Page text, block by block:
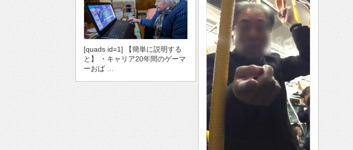
[quads id=1] 【簡単に説明する
と】 ・キャリア20年間のゲーマ
ーおば …